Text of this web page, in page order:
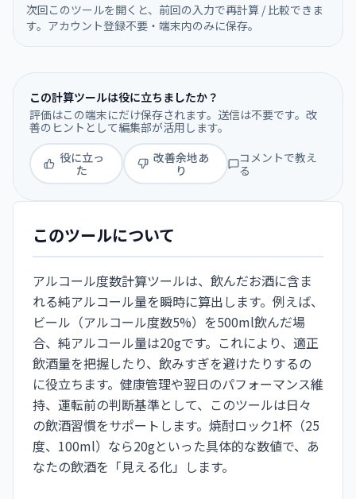
次回このツールを開くと、前回の入力で再計算 / 比較できま
す。アカウント登録不要・端末内のみに保存。
この計算ツールは役に立ちましたか？
評価はこの端末にだけ保存されます。送信は不要です。改
善のヒントとして編集部が活用します。
役に立っ
た
改善余地あ
り
コメントで教え
る
このツールについて
アルコール度数計算ツールは、飲んだお酒に含ま
れる純アルコール量を瞬時に算出します。例えば、
ビール（アルコール度数5%）を500ml飲んだ場
合、純アルコール量は20gです。これにより、適正
飲酒量を把握したり、飲みすぎを避けたりするの
に役立ちます。健康管理や翌日のパフォーマンス維
持、運転前の判断基準として、このツールは日々
の飲酒習慣をサポートします。焼酎ロック1杯（25
度、100ml）なら20gといった具体的な数値で、あ
なたの飲酒を「見える化」します。